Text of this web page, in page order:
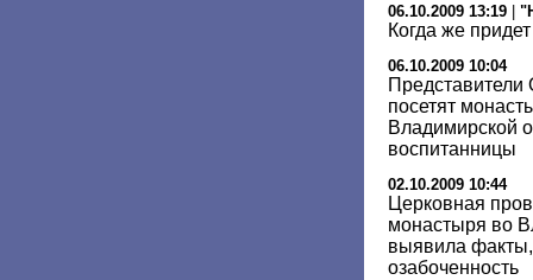
06.10.2009 13:19 |
Когда же
06.10.2009 10:04
посетят
Владимирской
воспитанницы
02.10.2009 10:44
Церковная
монастыря во
выявила
озабоченность